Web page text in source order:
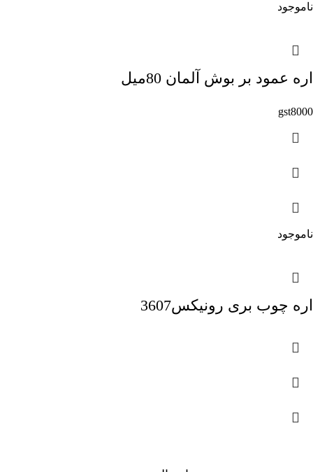
ناموجود
اره عمود بر بوش آلمان 80میل
gst8000
ناموجود
اره چوب بری رونیکس3607